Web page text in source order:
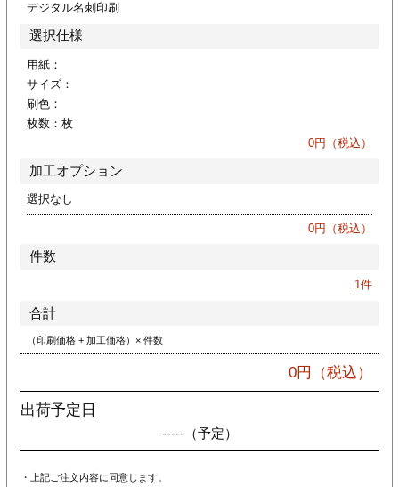
印刷
リーブ印刷
印刷
ファイル印刷
ァイル印刷
リーブ
デジタル名刺印刷
選択仕様
用紙：
サイズ：
刷色：
枚数： 枚
0円（税込）
加工オプション
選択なし
0円（税込）
件数
1件
合計
（印刷価格 + 加工価格）× 件数
0円（税込）
出荷予定日
-----（予定）
・上記ご注文内容に同意します。